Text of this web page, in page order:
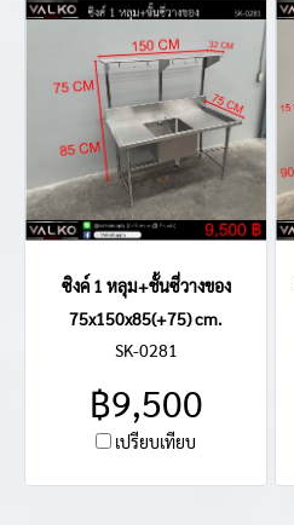
ซิงค์ 1 หลุม+ชั้นซี่วางของ
75x150x85(+75) cm.
SK-0281
฿9,500
เปรียบเทียบ